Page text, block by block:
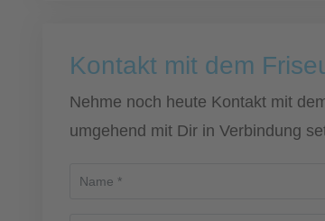
Kontakt mit dem
Nehme noch heute Kontakt mit
umgehend mit Dir in Verbindung